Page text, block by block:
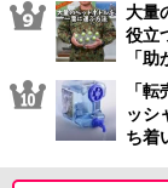
大量
役立
「助
「
ッシ
ち着